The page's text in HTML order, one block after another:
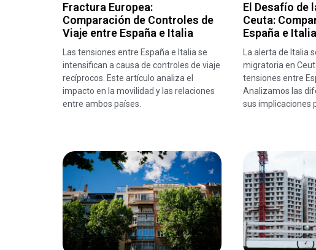
Fractura Europea:
Comparación de Controles de
Viaje entre España e Italia
Las tensiones entre España e Italia se
intensifican a causa de controles de viaje
recíprocos. Este artículo analiza el
impacto en la movilidad y las relaciones
entre ambos países.
El Desafío de
Ceuta:
España e Italia
La alerta de Italia
migratoria en
tensiones entre
Analizamos las
sus implicaciones